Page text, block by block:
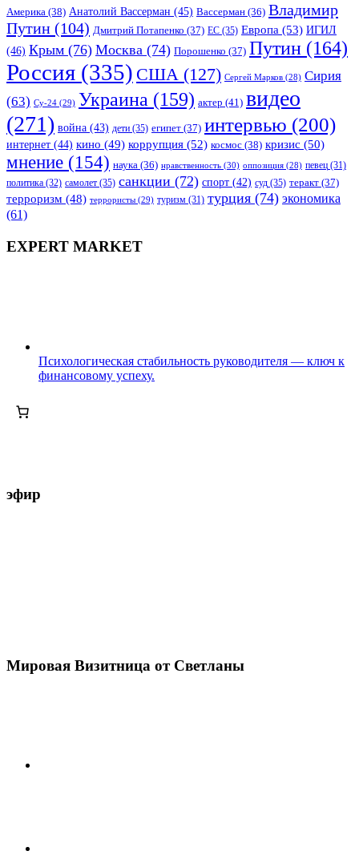
Америка (38) Анатолий Вассерман (45) Вассерман (36) Владимир
Путин (104) Дмитрий Потапенко (37) ЕС (35) Европа (53) ИГИЛ
(46) Крым (76) Москва (74) Порошенко (37) Путин (164)
Россия (335) США (127) Сергей Марков (28) Сирия
(63) Су-24 (29) Украина (159) актер (41) видео
(271) война (43) дети (35) египет (37) интервью (200)
интернет (44) кино (49) коррупция (52) космос (38) кризис (50)
мнение (154) наука (36) нравственность (30) оппозиция (28) певец (31)
политика (32) самолет (35) санкции (72) спорт (42) суд (35) теракт (37)
терроризм (48) террористы (29) туризм (31) турция (74) экономика
(61)
EXPERT MARKET
Психологическая стабильность руководителя — ключ к
финансовому успеху.
эфир
Мировая Визитница от Светланы